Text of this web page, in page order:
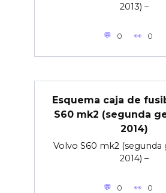
2013) –
0 0
Esquema caja de
S60 mk2 (segunda
2014)
Volvo S60 mk2 (segunda
2014) –
0 0